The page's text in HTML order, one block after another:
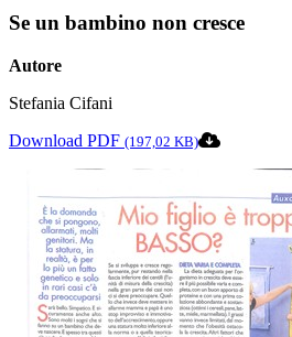
Se un bambino non cresce
Autore
Stefania Cifani
Download PDF (197,02 KB)